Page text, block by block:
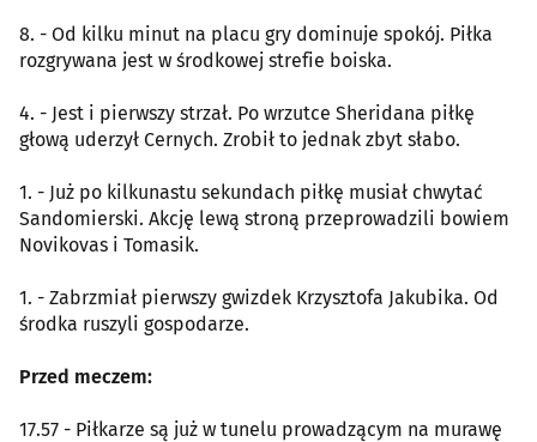
8. - Od kilku minut na placu gry dominuje spokój. Piłka
rozgrywana jest w środkowej strefie boiska.
4. - Jest i pierwszy strzał. Po wrzutce Sheridana piłkę
głową uderzył Cernych. Zrobił to jednak zbyt słabo.
1. - Już po kilkunastu sekundach piłkę musiał chwytać
Sandomierski. Akcję lewą stroną przeprowadzili bowiem
Novikovas i Tomasik.
1. - Zabrzmiał pierwszy gwizdek Krzysztofa Jakubika. Od
środka ruszyli gospodarze.
Przed meczem:
17.57 - Piłkarze są już w tunelu prowadzącym na murawę